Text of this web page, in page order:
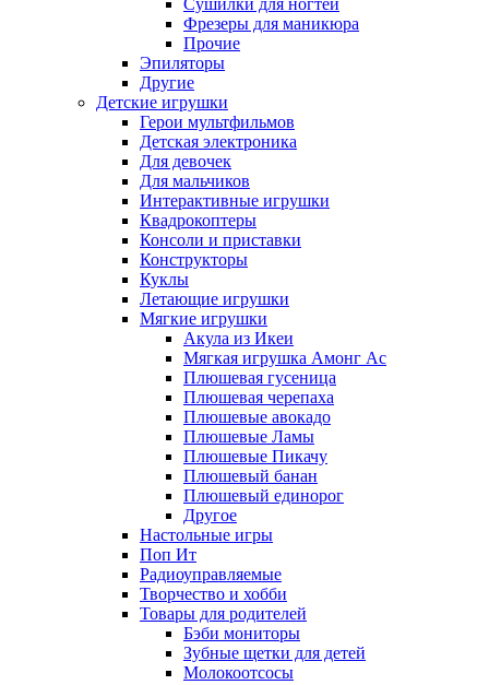
Сушилки для ногтей
Фрезеры для маникюра
Прочие
Эпиляторы
Другие
Детские игрушки
Герои мультфильмов
Детская электроника
Для девочек
Для мальчиков
Интерактивные игрушки
Квадрокоптеры
Консоли и приставки
Конструкторы
Куклы
Летающие игрушки
Мягкие игрушки
Акула из Икеи
Мягкая игрушка Амонг Ас
Плюшевая гусеница
Плюшевая черепаха
Плюшевые авокадо
Плюшевые Ламы
Плюшевые Пикачу
Плюшевый банан
Плюшевый единорог
Другое
Настольные игры
Поп Ит
Радиоуправляемые
Творчество и хобби
Товары для родителей
Бэби мониторы
Зубные щетки для детей
Молокоотсосы